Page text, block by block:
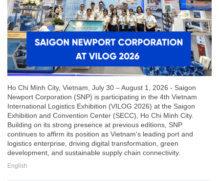
Ho Chi Minh City, Vietnam, July 30 – August 1, 2026 - Saigon
Newport Corporation (SNP) is participating in the 4th Vietnam
International Logistics Exhibition (VILOG 2026) at the Saigon
Exhibition and Convention Center (SECC), Ho Chi Minh City.
Building on its strong presence at previous editions, SNP
continues to affirm its position as Vietnam's leading port and
logistics enterprise, driving digital transformation, green
development, and sustainable supply chain connectivity.
English